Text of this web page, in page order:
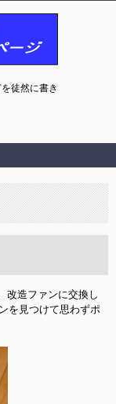
徒然に書き
改造ファンに交換し
を見つけて思わずポ